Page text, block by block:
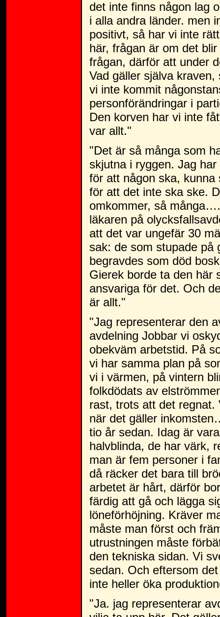
det inte finns någon lag
i alla andra länder. men
positivt, så har vi inte
här, frågan är om det
frågan, därför att under
Vad gäller själva
vi inte kommit
personförändringar i
Den korven har vi inte
var allt."
"Det är så många som
skjutna i ryggen. Jag
för att någon ska, kunna
för att det inte ska ske.
omkommer, så
läkaren på
att det var ungefär 30
sak: de som stupade på
begravdes som död
Gierek borde ta den här
ansvariga för det. Och
är allt."
"Jag representerar den
avdelning Jobbar vi
obekväm arbetstid. På
vi har samma plan på
vi i värmen, på vintern
folkdödats av
rast, trots att det regnat.
när det gäller
tio år sedan. Idag är
halvblinda, de har värk,
man är fem personer i
då räcker det bara till
arbetet är hårt, därför
färdig att gå och lägga
löneförhöjning. Kräver
måste man först och
utrustningen måste
den tekniska sidan. Vi
sedan. Och eftersom
inte heller öka
"Ja. jag representerar